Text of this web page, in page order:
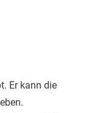
Er kann die